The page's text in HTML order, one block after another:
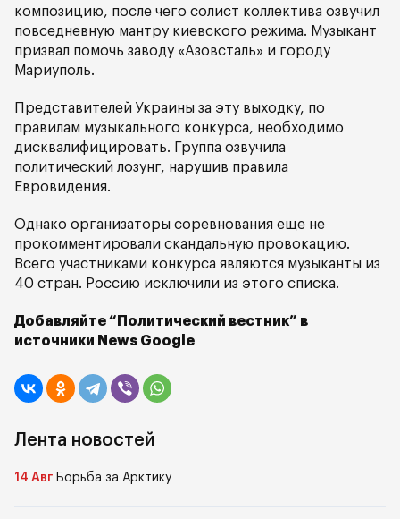
композицию, после чего солист коллектива озвучил
повседневную мантру киевского режима. Музыкант
призвал помочь заводу «Азовсталь» и городу
Мариуполь.
Представителей Украины за эту выходку, по
правилам музыкального конкурса, необходимо
дисквалифицировать. Группа озвучила
политический лозунг, нарушив правила
Евровидения.
Однако организаторы соревнования еще не
прокомментировали скандальную провокацию.
Всего участниками конкурса являются музыканты из
40 стран. Россию исключили из этого списка.
Добавляйте “Политический вестник” в
источники News Google
Лента новостей
14 Авг Борьба за Арктику